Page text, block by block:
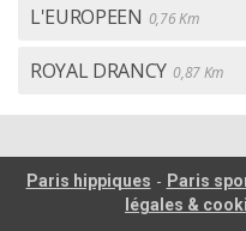
L'EUROPEEN 0,76 Km
ROYAL DRANCY 0,87 Km
Paris hippiques - Paris
légales &